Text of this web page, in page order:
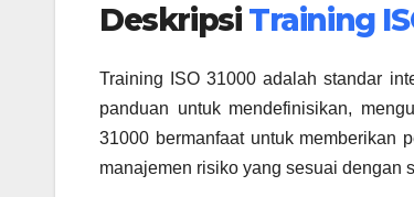
Deskripsi Training
Training ISO 31000 adalah standar
panduan untuk mendefinisikan,
31000 bermanfaat untuk memberikan
manajemen risiko yang sesuai dengan